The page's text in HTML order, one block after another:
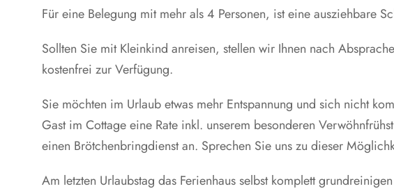
Für eine Belegung mit mehr als 4 Personen, ist eine ausziehbare
Sollten Sie mit Kleinkind anreisen, stellen wir Ihnen nach
kostenfrei zur Verfügung.
Sie möchten im Urlaub etwas mehr Entspannung und sich nicht
Gast im Cottage eine Rate inkl. unserem besonderen
einen Brötchenbringdienst an. Sprechen Sie uns zu dieser
Am letzten Urlaubstag das Ferienhaus selbst komplett